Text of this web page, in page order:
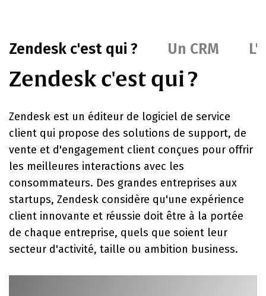
Zendesk c'est qui ?
Zendesk est un éditeur de logiciel de service
client qui propose des solutions de support, de
vente et d'engagement client conçues pour offrir
les meilleures interactions avec les
consommateurs. Des grandes entreprises aux
startups, Zendesk considère qu'une expérience
client innovante et réussie doit être à la portée
de chaque entreprise, quels que soient leur
secteur d'activité, taille ou ambition business.
Zendesk c'est qui ? Un CRM